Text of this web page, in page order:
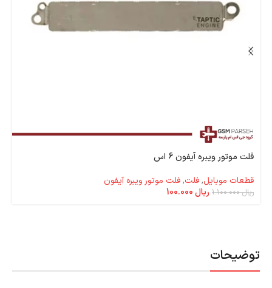
توضیحات
فلت موتور ویبره آیفون 6 اس
قطعات موبایل,فلت,فلت موتور ویبره آیفون
ریال1.100.000 ریال